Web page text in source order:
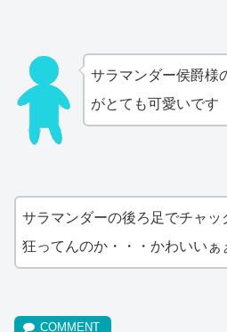
サラマンダー侯爵様
がとても可愛いです
サラマンダーの後ろ足でチャッ
狂ってんのか・・・かわいいぁ